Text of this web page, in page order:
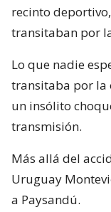
recinto
transitaban por
Lo que nadie
transitaba por la
un insólito
transmisión.
Más allá del
Uruguay
a Paysandú.